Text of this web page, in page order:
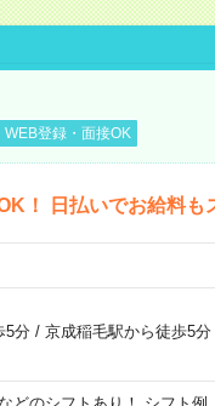
WEB登録・面接OK
！ 日払いでお給料も
5分/ 京成稲毛駅から徒歩5分